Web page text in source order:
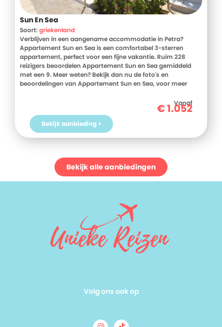
Sun En Sea
Soort:griekenland
Verblijven in een aangename accommodatie in Petra?
Appartement Sun en Sea is een comfortabel 3-sterren
appartement, perfect voor een fijne vakantie. Ruim 228
reizigers beoordelen Appartement Sun en Sea gemiddeld
met een 9. Meer weten? Bekijk dan nu de foto's en
beoordelingen van Appartement Sun en Sea, voor meer
Griekenland? Boek jouw vakantie naar Appartement Sun en
Vanaf
€1.052
Bekijk aanbieding >
Bekijk alle aanbiedingen
Volg ons ook op